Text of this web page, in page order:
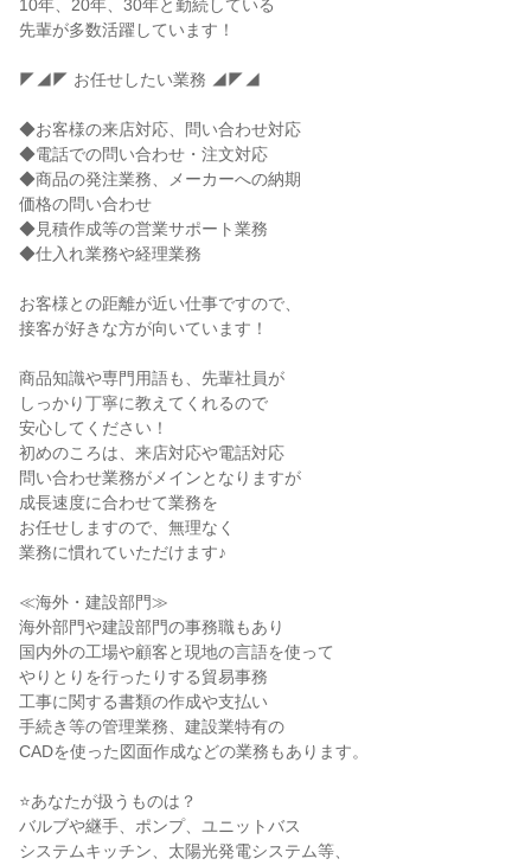
10年、20年、30年と勤続している
先輩が多数活躍しています！
◤◢◤ お任せしたい業務 ◢◤◢
◆お客様の来店対応、問い合わせ対応
◆電話での問い合わせ・注文対応
◆商品の発注業務、メーカーへの納期
価格の問い合わせ
◆見積作成等の営業サポート業務
◆仕入れ業務や経理業務
お客様との距離が近い仕事ですので、
接客が好きな方が向いています！
商品知識や専門用語も、先輩社員が
しっかり丁寧に教えてくれるので
安心してください！
初めのころは、来店対応や電話対応
問い合わせ業務がメインとなりますが
成長速度に合わせて業務を
お任せしますので、無理なく
業務に慣れていただけます♪
≪海外・建設部門≫
海外部門や建設部門の事務職もあり
国内外の工場や顧客と現地の言語を使って
やりとりを行ったりする貿易事務
工事に関する書類の作成や支払い
手続き等の管理業務、建設業特有の
CADを使った図面作成などの業務もあります。
⭐あなたが扱うものは？
バルブや継手、ポンプ、ユニットバス
システムキッチン、太陽光発電システム等、